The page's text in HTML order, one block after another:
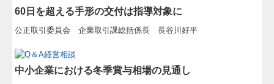
60日を超える手形の交付は指導対象に
公正取引委員会 企業取引課総括係長 長谷川好平
中小企業における冬季賞与相場の見通し